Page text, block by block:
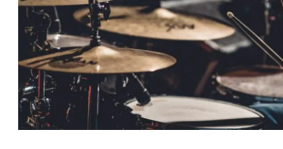
Melhores
Cursos
de
Bateria
Online